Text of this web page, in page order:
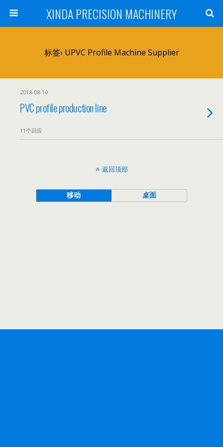
XINDA PRECISION MACHINERY
标签› UPVC Profile Machine Supplier
2018-08-10
PVC profile production line
11个回应
返回顶部
移动 桌面